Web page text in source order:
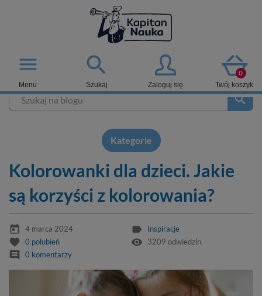

Szukaj Zaloguj się
0
Twój koszyk
menu
Menu
search
Kategorie
Kolorowanki dla dzieci. Jakie
są korzyści z kolorowania?
today 4 marca 2024 label Inspiracje
favorite 0 polubień remove_red_eye 3209 odwiedzin
comment 0 komentarzy